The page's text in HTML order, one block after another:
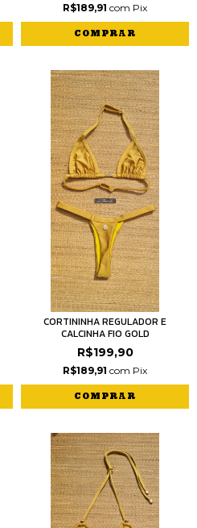
R$189,91 com Pix
COMPRAR
CORTININHA REGULADOR E
CALCINHA FIO GOLD
R$199,90
R$189,91 com Pix
COMPRAR